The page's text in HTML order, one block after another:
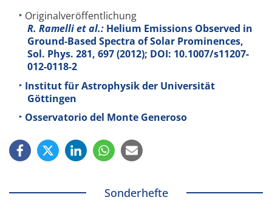
Originalveröffentlichung
R. Ramelli et al.: Helium Emissions Observed in
Ground-Based Spectra of Solar Prominences,
Sol. Phys. 281, 697 (2012); DOI: 10.1007/s11207-
012-0118-2
Institut für Astrophysik der Universität
Göttingen
Osservatorio del Monte Generoso
Sonderhefte